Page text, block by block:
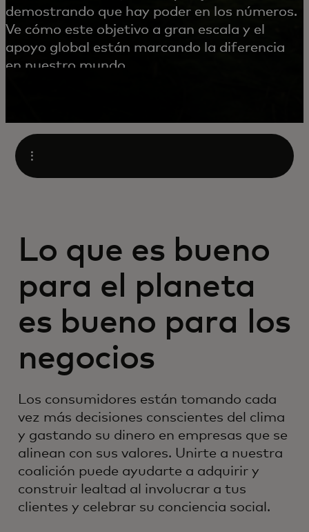
demostrando que hay poder en los números.
Ve cómo este objetivo a gran escala y el
apoyo global están marcando la diferencia
en nuestro mundo.
Abrir
Lo que es bueno
para el planeta
es bueno para los
negocios
Los consumidores están tomando cada
vez más decisiones conscientes del clima
y gastando su dinero en empresas que se
alinean con sus valores. Unirte a nuestra
coalición puede ayudarte a adquirir y
construir lealtad al involucrar a tus
clientes y celebrar su conciencia social.